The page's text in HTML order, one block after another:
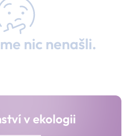
nic nenašli.
v ekologii